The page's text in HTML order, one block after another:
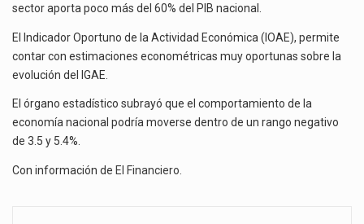
sector aporta poco más del 60% del PIB nacional.
El Indicador Oportuno de la Actividad Económica (IOAE), permite
contar con estimaciones econométricas muy oportunas sobre la
evolución del IGAE.
El órgano estadístico subrayó que el comportamiento de la
economía nacional podría moverse dentro de un rango negativo
de 3.5 y 5.4%.
Con información de El Financiero